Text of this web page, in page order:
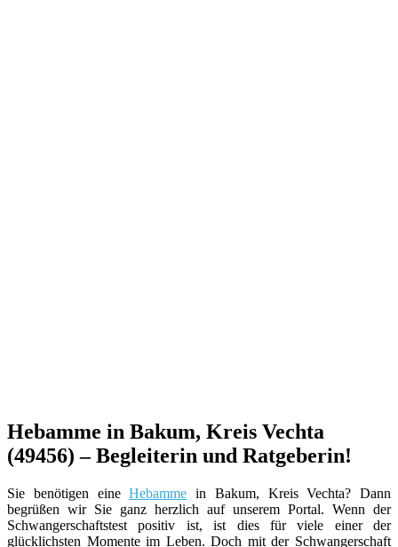
Hebamme in Bakum, Kreis Vechta
(49456) – Begleiterin und Ratgeberin!
Sie benötigen eineHebamme in Bakum, Kreis Vechta? Dann
begrüßen wir Sie ganz herzlich auf unserem Portal. Wenn der
Schwangerschaftstest positiv ist, ist dies für viele einer der
glücklichsten Momente im Leben. Doch mit der Schwangerschaft